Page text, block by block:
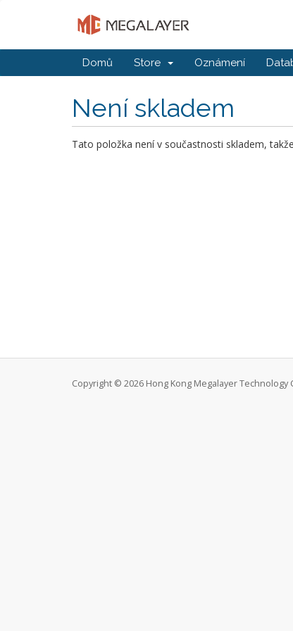
Domů Store Oznámení
Není skladem
Tato položka není v součastnosti skladem,
Copyright © 2026 Hong Kong Megalayer Technology